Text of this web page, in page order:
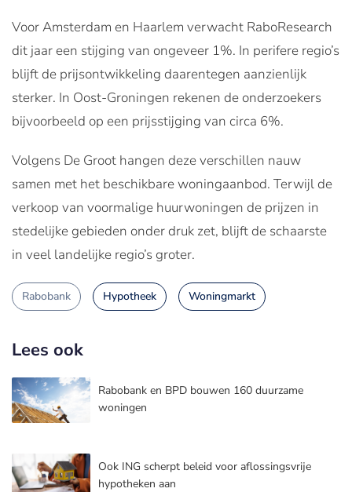
Voor Amsterdam en Haarlem verwacht RaboResearch
dit jaar een stijging van ongeveer 1%. In perifere regio’s
blijft de prijsontwikkeling daarentegen aanzienlijk
sterker. In Oost-Groningen rekenen de onderzoekers
bijvoorbeeld op een prijsstijging van circa 6%.
Volgens De Groot hangen deze verschillen nauw
samen met het beschikbare woningaanbod. Terwijl de
verkoop van voormalige huurwoningen de prijzen in
stedelijke gebieden onder druk zet, blijft de schaarste
in veel landelijke regio’s groter.
Rabobank Hypotheek Woningmarkt
Lees ook
Rabobank en BPD bouwen 160 duurzame
woningen
Ook ING scherpt beleid voor aflossingsvrije
hypotheken aan